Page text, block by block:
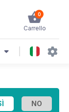
0
Carrello